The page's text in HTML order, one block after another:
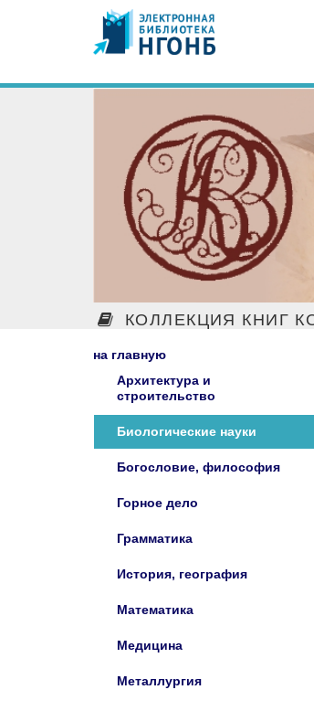
КОЛЛЕКЦИЯ КНИГ
на главную
Архитектура и
строительство
Биологические науки
Богословие, философия
Горное дело
Грамматика
История, география
Математика
Медицина
Металлургия